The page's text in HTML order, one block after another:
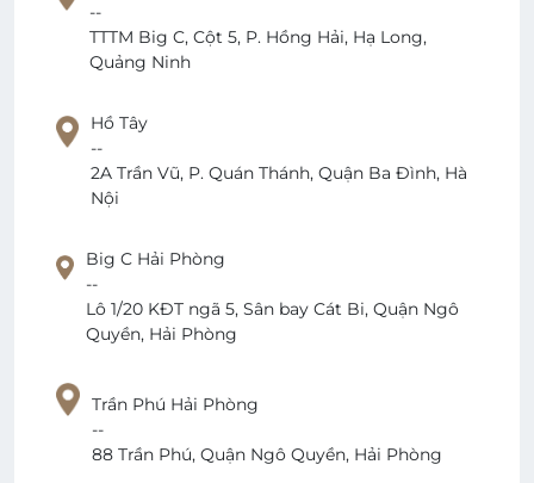
--
TTTM Big C, Cột 5, P. Hồng Hải, Hạ Long,
Quảng Ninh
Hồ Tây
--
2A Trần Vũ, P. Quán Thánh, Quận Ba Đình, Hà
Nội
Big C Hải Phòng
--
Lô 1/20 KĐT ngã 5, Sân bay Cát Bi, Quận Ngô
Quyền, Hải Phòng
Trần Phú Hải Phòng
--
88 Trần Phú, Quận Ngô Quyền, Hải Phòng